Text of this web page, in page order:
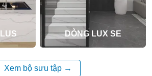
DÒNG LUX SE
Xem bộ sưu tập